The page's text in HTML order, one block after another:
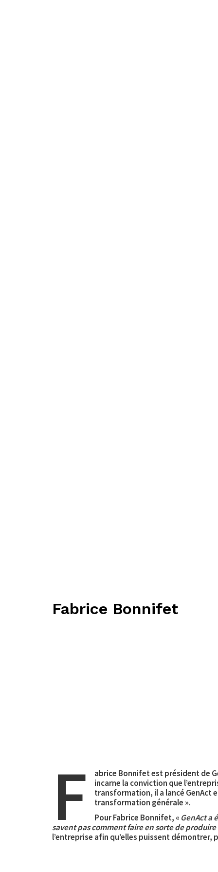
Fabrice Bonnifet
F
abrice Bonnifet est président de
incarne la conviction que
transformation, il a lancé GenAct
transformation générale ».
Pour Fabrice Bonnifet, « GenAct a
savent pas comment faire en sorte de
l’entreprise afin qu’elles puissent